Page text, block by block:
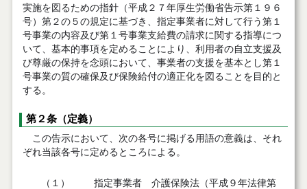
実施を図るための指針（平成２７年厚生労働省告示第１９６
号）第２の５の規定に基づき、指定事業者に対して行う第１
号事業の内容及び第１号事業支給費の請求に関する指導につ
いて、基本的事項を定めることにより、利用者の自立支援及
び尊厳の保持を念頭において、事業者の支援を基本とし第１
号事業の質の確保及び保険給付の適正化を図ることを目的と
する。
第２条（定義）
この告示において、次の各号に掲げる用語の意義は、それ
ぞれ当該各号に定めるところによる。
（１）
指定事業者 介護保険法（平成９年法律第